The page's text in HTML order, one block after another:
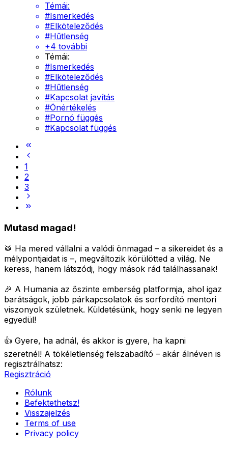
Témái:
#Ismerkedés
#Elköteleződés
#Hűtlenség
+4 további
Témái:
#Ismerkedés
#Elköteleződés
#Hűtlenség
#Kapcsolat javítás
#Önértékelés
#Pornó függés
#Kapcsolat függés
1
2
3
Mutasd magad!
🥁 Ha mered vállalni a valódi önmagad – a sikereidet és a
mélypontjaidat is –, megváltozik körülötted a világ. Ne
keress, hanem látszódj, hogy mások rád találhassanak!
🎉 A Humania az őszinte emberség platformja, ahol igaz
barátságok, jobb párkapcsolatok és sorfordító mentori
viszonyok születnek. Küldetésünk, hogy senki ne legyen
egyedül!
👍 Gyere, ha adnál, és akkor is gyere, ha kapni
szeretnél! A tökéletlenség felszabadító – akár álnéven is
regisztrálhatsz:
Regisztráció
Rólunk
Befektethetsz!
Visszajelzés
Terms of use
Privacy policy